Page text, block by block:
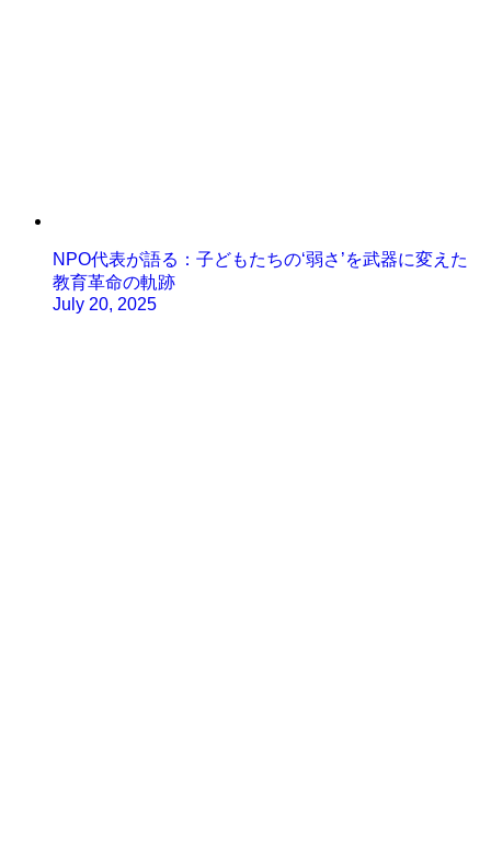
NPO代表が語る：子どもたちの‘弱さ’を武器に変えた
教育革命の軌跡
July 20, 2025